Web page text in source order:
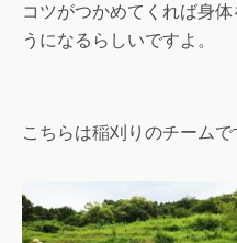
コツがつかめてくれば身
うになるらしいですよ。
こちらは稲刈りのチームで